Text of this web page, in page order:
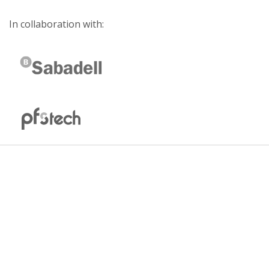
In collaboration with: